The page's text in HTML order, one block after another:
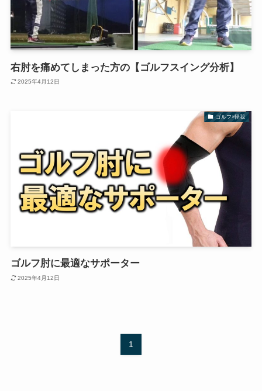
右肘を痛めてしまった方の【ゴルフスイング分析】
2025年4月12日
ゴルフ×怪我
ゴルフ肘に最適なサポーター
2025年4月12日
1